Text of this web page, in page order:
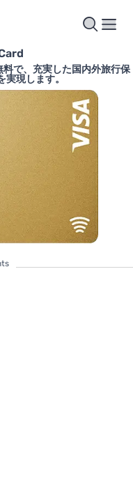
で、充実した国内外旅行保
現します。